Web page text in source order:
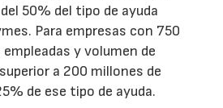
50% del tipo de ayuda
Para empresas con 750
y volumen de
a 200 millones de
de ese tipo de ayuda.